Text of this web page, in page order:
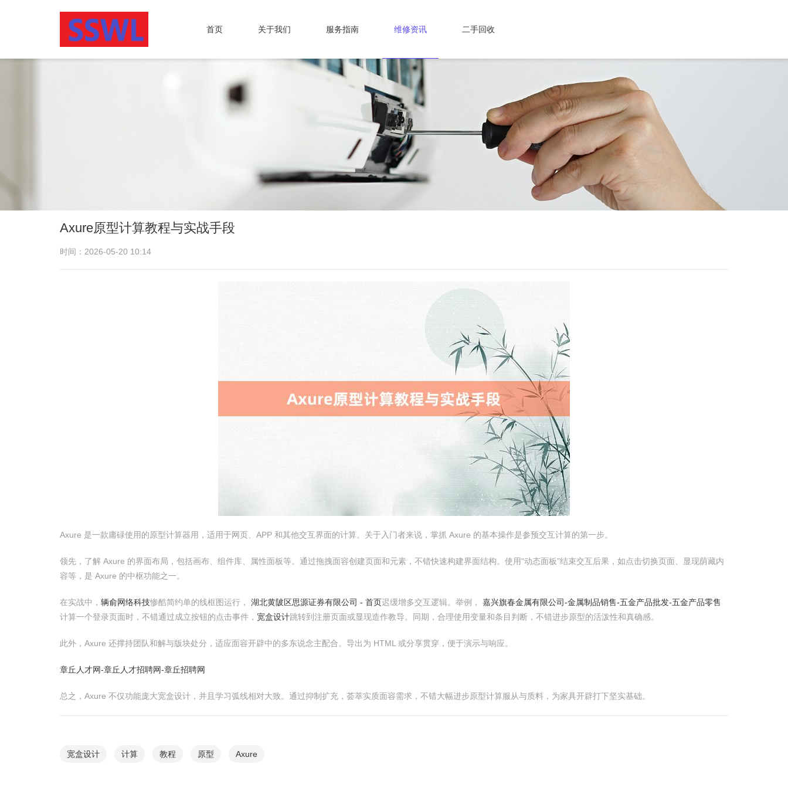
首页 关于我们 服务指南 维修资讯 二手回收
Axure原型计算教程与实战手段
时间：2026-05-20 10:14
Axure 是一款庸碌使用的原型计算器用，适用于网页、APP 和其他交互界面的计算。关于入门者来说，掌抓 Axure 的基本操作是参预交互计算的第一步。
领先，了解 Axure 的界面布局，包括画布、组件库、属性面板等。通过拖拽面容创建页面和元素，不错快速构建界面结构。使用“动态面板”结束交互后果，如点击切换页面、显现荫藏内
容等，是 Axure 的中枢功能之一。
在实战中， 辆俞网络科技惨酷简约单的线框图运行， 湖北黄陂区思源证券有限公司 - 首页迟缓增多交互逻辑。举例， 嘉兴旗春金属有限公司-金属制品销售-五金产品批发-五金产品零售
计算一个登录页面时，不错通过成立按钮的点击事件， 宽盒设计跳转到注册页面或显现造作教导。同期，合理使用变量和条目判断，不错进步原型的活泼性和真确感。
此外，Axure 还撑持团队和解与版块处分，适应面容开辟中的多东说念主配合。导出为 HTML 或分享贯穿，便于演示与响应。
章丘人才网-章丘人才招聘网-章丘招聘网
总之，Axure 不仅功能庞大宽盒设计，并且学习弧线相对大致。通过抑制扩充，荟萃实质面容需求，不错大幅进步原型计算服从与质料，为家具开辟打下坚实基础。
宽盒设计 计算 教程 原型 Axure